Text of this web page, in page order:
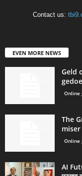
Contact us:
EVEN MORE NEWS
Geld
gedoe
Online
The
Online
AI